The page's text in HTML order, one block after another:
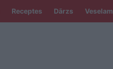
Receptes Dārzs Veselam